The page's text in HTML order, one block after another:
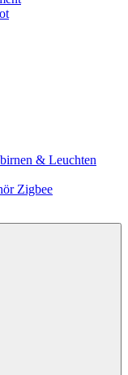
& Leuchten
Zigbee